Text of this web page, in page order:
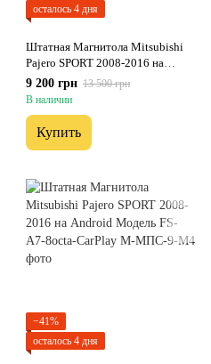
осталось 4 дня
Штатная Магнитола Mitsubishi
Pajero SPORT 2008-2016 на
Android Модель XYAuto-5760-
8octa-4G-DSP-CarPlay
9 200 грн 13 500 грн
В наличии
Купить
−41%
осталось 4 дня